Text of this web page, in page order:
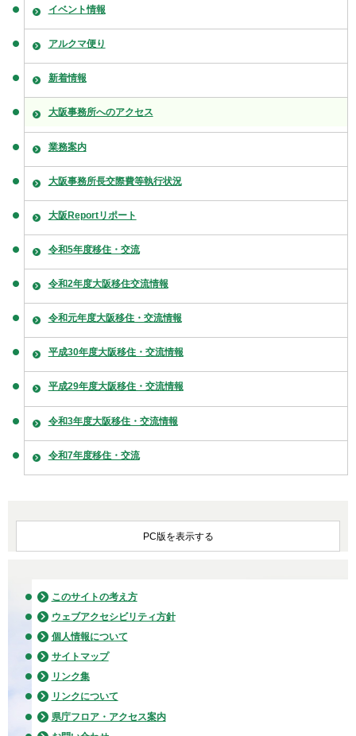
イベント情報
アルクマ便り
新着情報
大阪事務所へのアクセス
業務案内
大阪事務所長交際費等執行状況
大阪Reportリポート
令和5年度移住・交流
令和2年度大阪移住交流情報
令和元年度大阪移住・交流情報
平成30年度大阪移住・交流情報
平成29年度大阪移住・交流情報
令和3年度大阪移住・交流情報
令和7年度移住・交流
PC版を表示する
このサイトの考え方
ウェブアクセシビリティ方針
個人情報について
サイトマップ
リンク集
リンクについて
県庁フロア・アクセス案内